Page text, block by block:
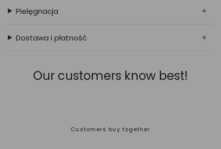
Pielęgnacja
Dostawa i płatność
Our customers know best!
Customers buy together